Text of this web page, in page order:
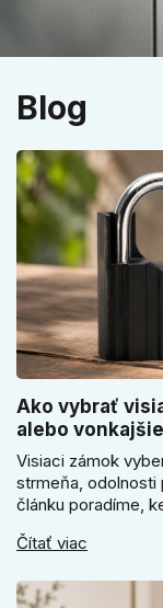
Blog
Ako vybrať
alebo
Visiaci zámok
strmeňa, odolnosti
článku poradíme,
sa pri bránke,
Čítať viac